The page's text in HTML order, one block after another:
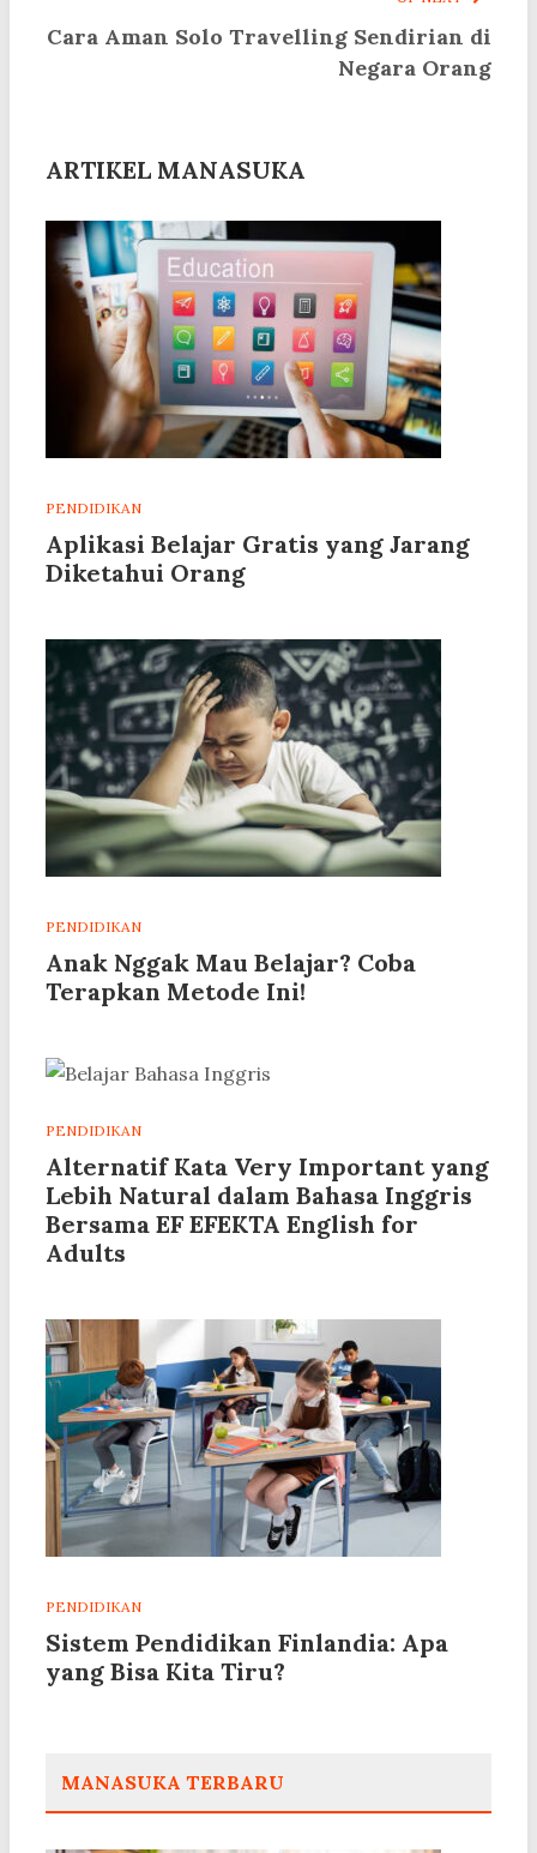
Cara Aman Solo Travelling Sendirian di
Negara Orang
ARTIKEL MANASUKA
PENDIDIKAN
Aplikasi Belajar Gratis yang Jarang
Diketahui Orang
PENDIDIKAN
Anak Nggak Mau Belajar? Coba
Terapkan Metode Ini!
PENDIDIKAN
Alternatif Kata Very Important yang
Lebih Natural dalam Bahasa Inggris
Bersama EF EFEKTA English for
Adults
PENDIDIKAN
Sistem Pendidikan Finlandia: Apa
yang Bisa Kita Tiru?
MANASUKA TERBARU